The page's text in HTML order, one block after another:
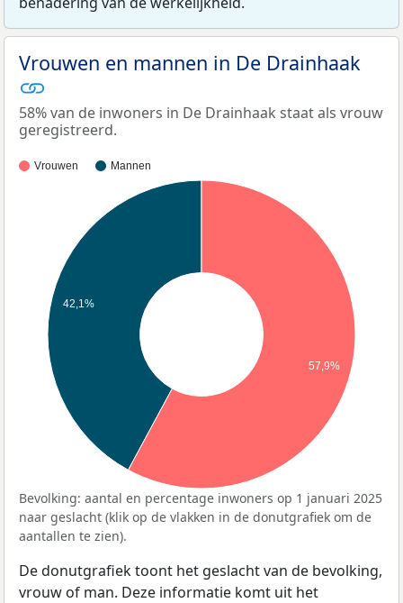
Vrouwen en mannen in De Drainhaak
58% van de inwoners in De Drainhaak staat als vrouw
geregistreerd.
Vrouwen Mannen
42,1%
57,9%
Bevolking: aantal en percentage inwoners op 1 januari 2025
naar geslacht (klik op de vlakken in de donutgrafiek om de
aantallen te zien).
De donutgrafiek toont het geslacht van de bevolking,
vrouw of man. Deze informatie komt uit het